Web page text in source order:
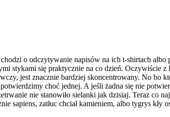
o odczytywanie napisów na ich t-shirtach albo
stykami się praktycznie na co dzień. Oczywiście
jest znacznie bardziej skoncentrowany. No bo
choć jednej. A jeśli żadna się nie
nie stanowiło sielanki jak dzisiaj. Teraz co
zatłuc chciał kamieniem, albo tygrys kły